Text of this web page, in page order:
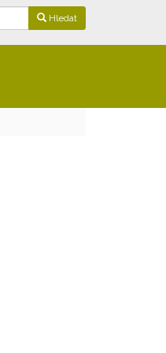
Hledat